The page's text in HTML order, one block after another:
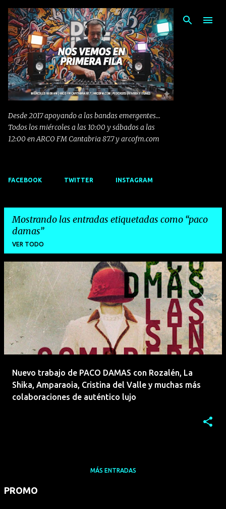
Ir al contenido principal
Desde 2017 apoyando a las bandas emergentes...
Todos los miércoles a las 10:00 y sábados a las
12:00 en ARCO FM Cantabria 87.7 y arcofm.com
FACEBOOK TWITTER INSTAGRAM
Mostrando las entradas etiquetadas como paco
damas
VER TODO
E
n
t
r
Nuevo trabajo de PACO DAMAS con Rozalén, La
Shika, Amparaoia, Cristina del Valle y muchas más
colaboraciones de auténtico lujo
MÁS ENTRADAS
PROMO